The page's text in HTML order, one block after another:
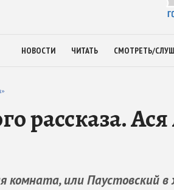
НОВОСТИ ЧИТАТЬ СМОТРЕТЬ/
рассказа.
или Паустовский в